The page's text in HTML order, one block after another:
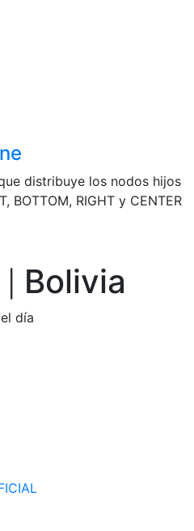
distribuye los nodos hijos
BOTTOM, RIGHT y CENTER
Bolivia
día